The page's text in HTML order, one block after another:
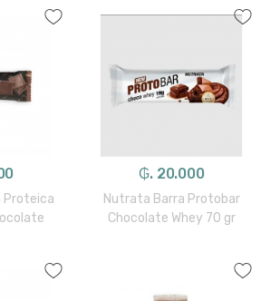
Proteica
₲. 20.000
Nutrata Barra Protobar
Chocolate Whey 70 gr